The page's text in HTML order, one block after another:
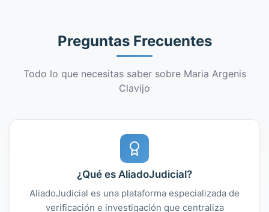
Preguntas Frecuentes
Todo lo que necesitas saber sobre Maria Argenis
Clavijo
¿Qué es AliadoJudicial?
AliadoJudicial es una plataforma especializada de
verificación e investigación que centraliza